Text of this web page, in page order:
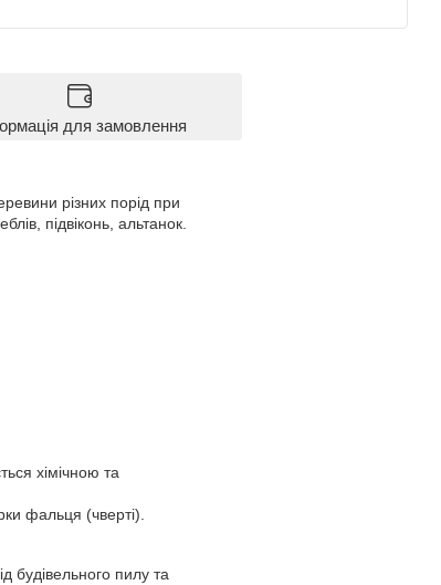
для замовлення
різних порід при
підвіконь, альтанок.
хімічною та
фальця (чверті).
будівельного пилу та